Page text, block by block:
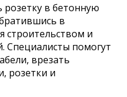
в бетонную
в
строительством и
помогут
врезать
розетки и